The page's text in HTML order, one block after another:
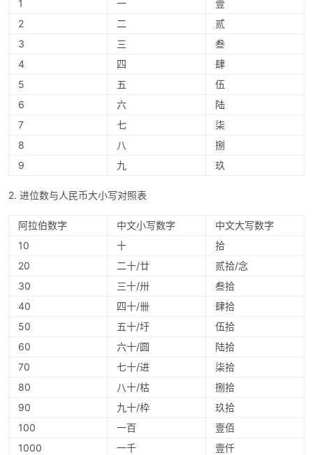
1
一
壹
2
二
贰
3
三
叁
4
四
肆
5
五
伍
6
六
陆
7
七
柒
8
八
捌
9
九 玖
2. 进位数与人民币大小写对照表
阿拉伯数字 中文小写数字
中文大写数字
10
十
拾
20
二十/廿
贰拾/念
30
三十/卅
叁拾
40
四十/卌
肆拾
50
五十/圩
伍拾
60
六十/圆
陆拾
70
七十/进
柒拾
80
八十/枯
捌拾
90
九十/枠
玖拾
100
一百
壹佰
1000
一千
壹仟